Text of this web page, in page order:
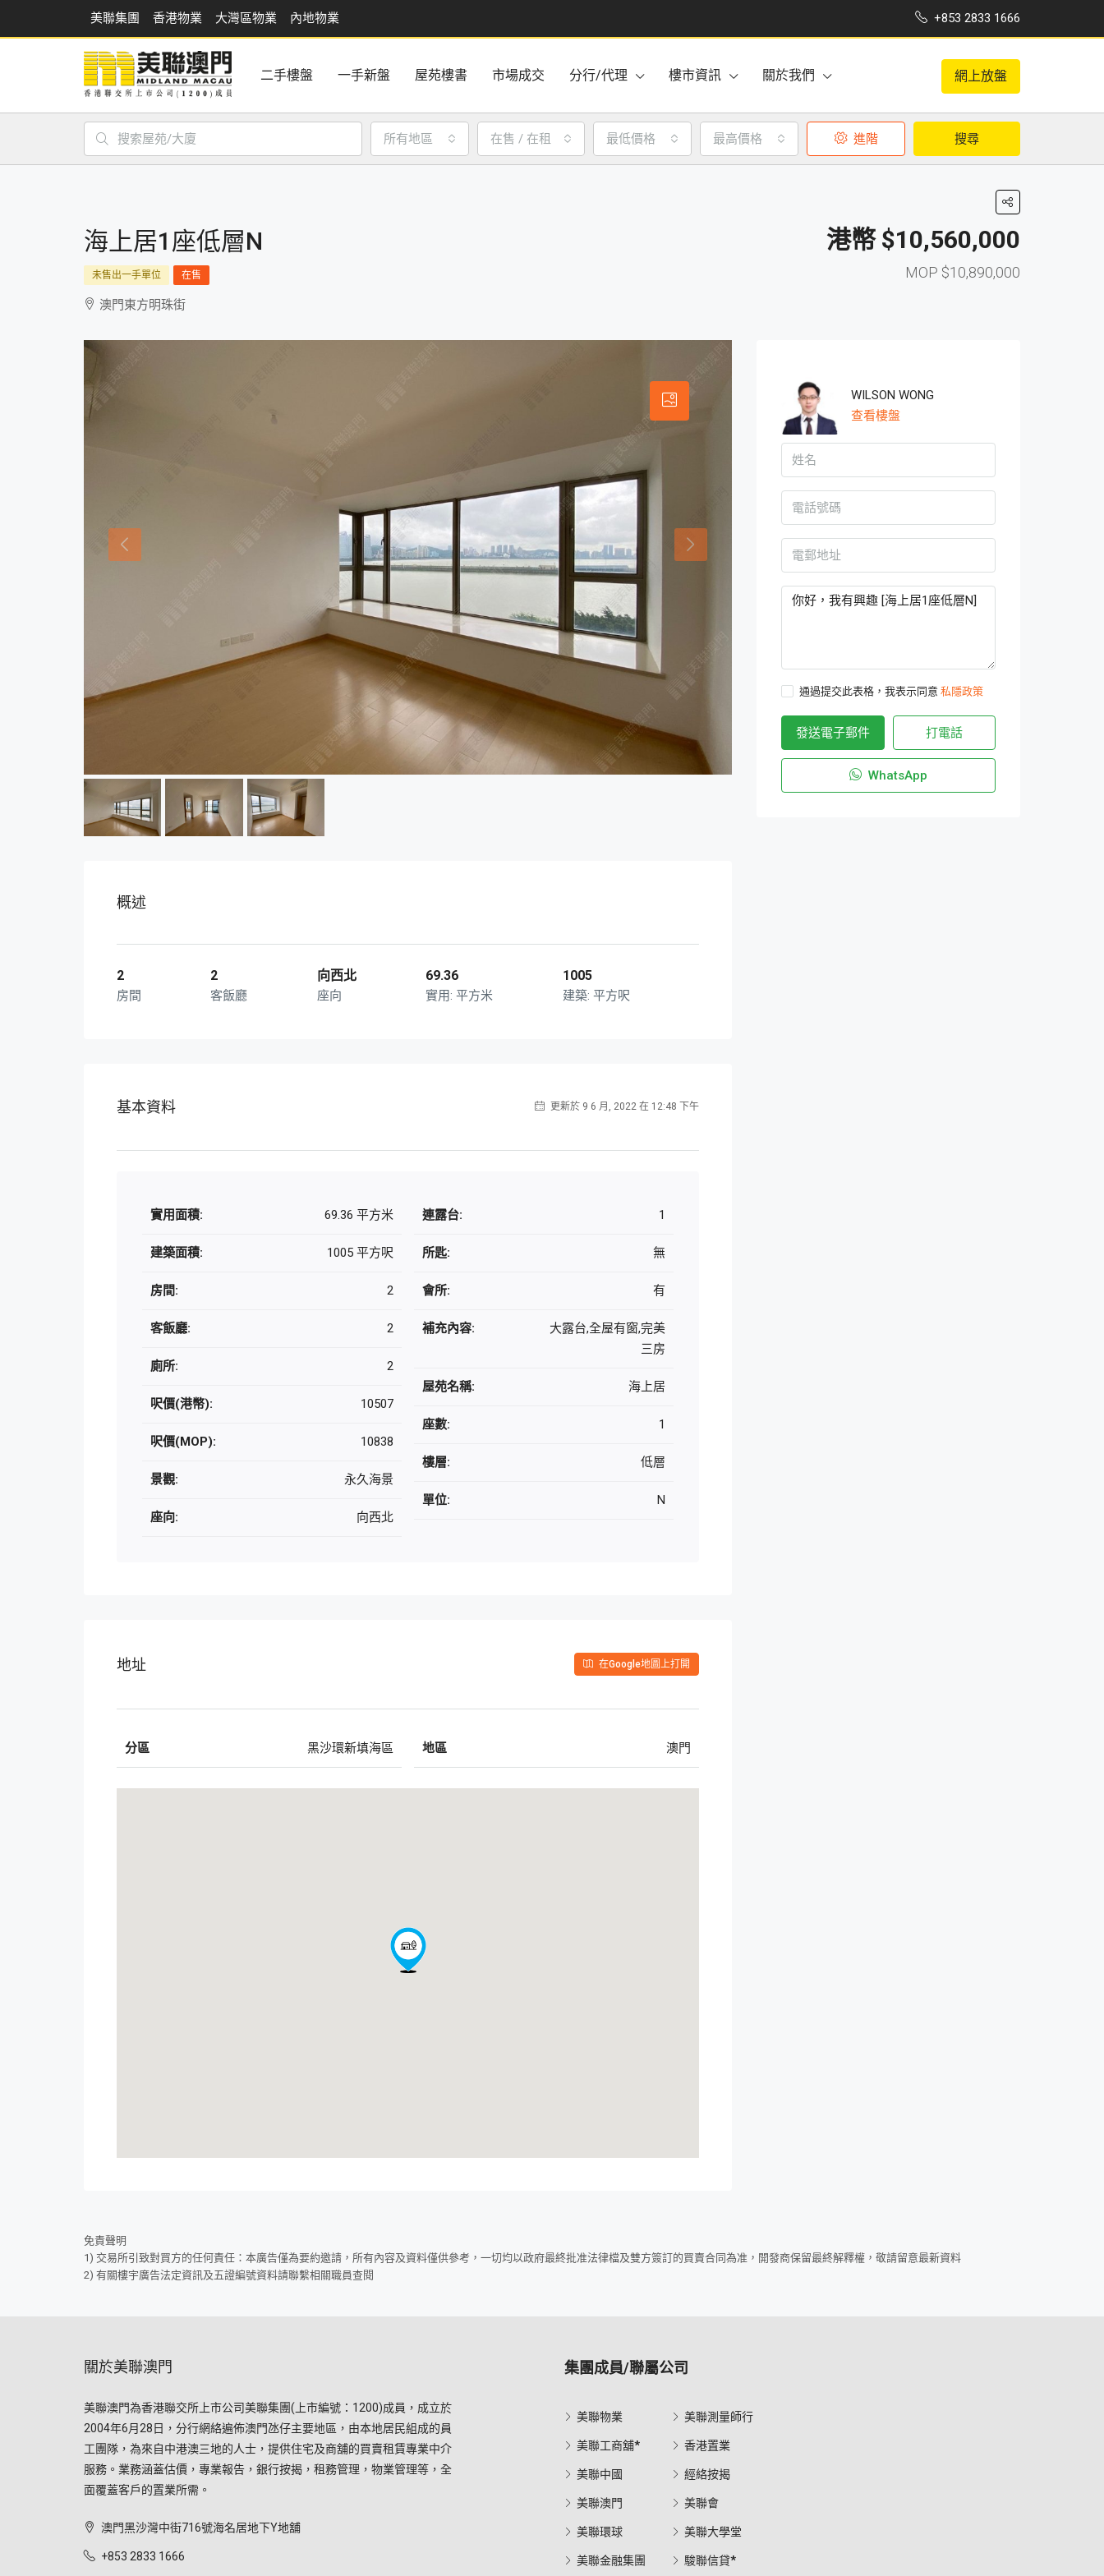
美聯集團 香港物業 大灣區物業 內地物業 +853 2833 1666
二手樓盤 一手新盤 屋苑樓書 市場成交 分行/代理 樓市資訊 關於我們 網上放盤
所有地區 在售 / 在租 最低價格 最高價格 進階 搜尋
海上居1座低層N $10,560,000
$10,890,000
未售出一手單位 在售
澳門東方明珠街
概述
2
房間
2
客飯廳
向西北
座向
69.36
平方米
1005
平方呎
基本資料 更新於 9 6 月, 2022 在 12:48 下午
實用面積: 69.36 平方米
建築面積: 1005 平方呎
房間: 2
客飯廳: 2
廁所: 2
呎價(港幣): 10507
呎價(MOP): 10838
景觀: 永久海景
座向: 向西北
連露台: 1
所匙: 無
會所: 有
補充內容:
大露台,全屋有窗,完美
三房
屋苑名稱: 海上居
座數: 1
樓層: 低層
單位: N
地址 在Google地圖上打開
分區 黑沙環新填海區 地區 澳門
WILSON WONG
查看樓盤
通過提交此表格，我表示同意 私隱政策
發送電子郵件 打電話
WhatsApp
免責聲明
1) 交易所引致對買方的任何責任：本廣告僅為要約邀請，所有內容及資料僅供參考，一切均以政府最終批准法律檔及雙方簽訂的買賣合同為准，開發商保留最終解釋權，敬請留意最新資料
2) 有關樓宇廣告法定資訊及五證編號資料請聯繫相關職員查閱
關於美聯澳門
美聯澳門為香港聯交所上市公司美聯集團(上市編號：1200)成員，成立於
2004年6月28日，分行網絡遍佈澳門氹仔主要地區，由本地居民組成的員
工團隊，為來自中港澳三地的人士，提供住宅及商舖的買賣租賃專業中介
服務。業務涵蓋估價，專業報告，銀行按揭，租務管理，物業管理等，全
面覆蓋客戶的置業所需。
澳門黑沙灣中街716號海名居地下Y地舖
+853 2833 1666
集團成員/聯屬公司
美聯物業
美聯工商舖*
美聯中國
美聯澳門
美聯環球
美聯金融集團
美聯測量師行
香港置業
經絡按揭
美聯會
美聯大學堂
駿聯信貸*